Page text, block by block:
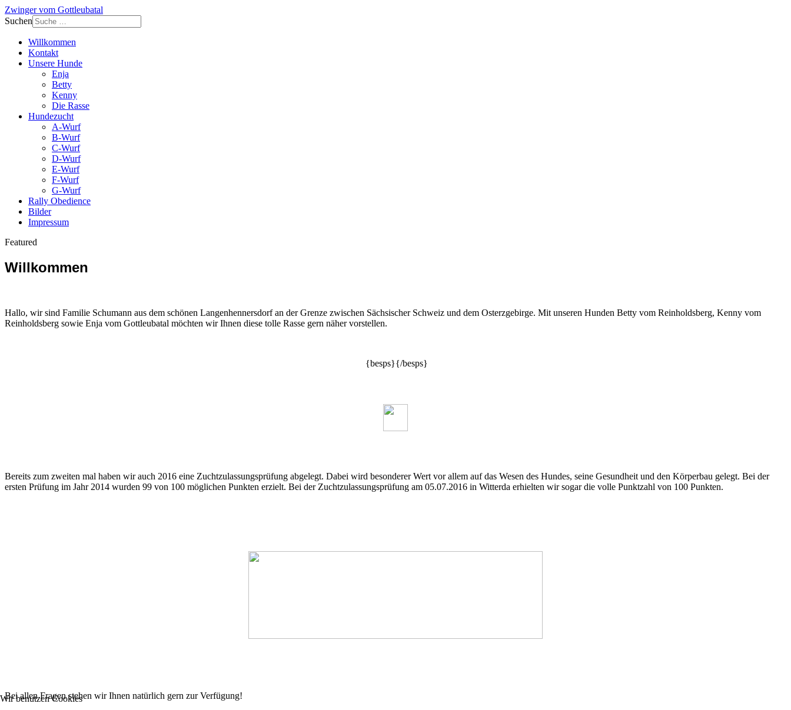
Zwinger vom Gottleubatal
Suchen
Willkommen
Kontakt
Unsere Hunde
Enja
Betty
Kenny
Die Rasse
Hundezucht
A-Wurf
B-Wurf
C-Wurf
D-Wurf
E-Wurf
F-Wurf
G-Wurf
Rally Obedience
Bilder
Impressum
Featured
Willkommen
Hallo, wir sind Familie Schumann aus dem schönen Langenhennersdorf an der Grenze zwischen Sächsischer Schweiz und dem Osterzgebirge. Mit unseren Hunden Betty vom Reinholdsberg, Kenny vom
Reinholdsberg sowie Enja vom Gottleubatal möchten wir Ihnen diese tolle Rasse gern näher vorstellen.
{besps}{/besps}
Bereits zum zweiten mal haben wir auch 2016 eine Zuchtzulassungsprüfung abgelegt. Dabei wird besonderer Wert vor allem auf das Wesen des Hundes, seine Gesundheit und den Körperbau gelegt. Bei der
ersten Prüfung im Jahr 2014 wurden 99 von 100 möglichen Punkten erzielt. Bei der Zuchtzulassungsprüfung am 05.07.2016 in Witterda erhielten wir sogar die volle Punktzahl von 100 Punkten.
Bei allen Fragen stehen wir Ihnen natürlich gern zur Verfügung!
Wir benutzen Cookies